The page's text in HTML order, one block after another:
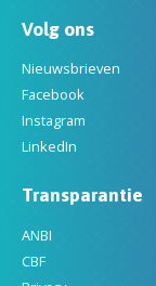
Volg ons
Nieuwsbrieven
Facebook
Instagram
LinkedIn
Transparantie
ANBI
CBF